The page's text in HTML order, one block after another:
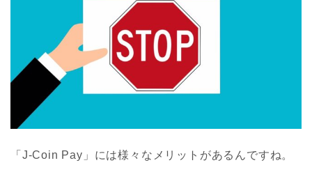
「J-Coin Pay」には様々なメリットがあるんですね。